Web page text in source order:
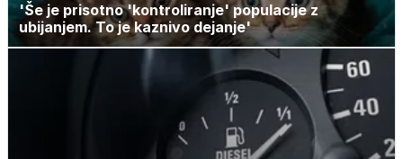
'Še je prisotno 'kontroliranje' populacije z
ubijanjem. To je kaznivo dejanje'